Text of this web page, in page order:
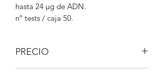
hasta 24 μg de ADN.
nº tests / caja 50.
PRECIO